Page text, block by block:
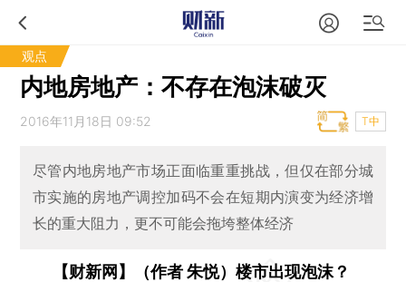
观点
内地房地产：不存在泡沫破灭
2016年11月18日 09:52 T中
尽管内地房地产市场正面临重重挑战，但仅在部分城
市实施的房地产调控加码不会在短期内演变为经济增
长的重大阻力，更不可能会拖垮整体经济
【财新网】（作者 朱悦）楼市出现泡沫？